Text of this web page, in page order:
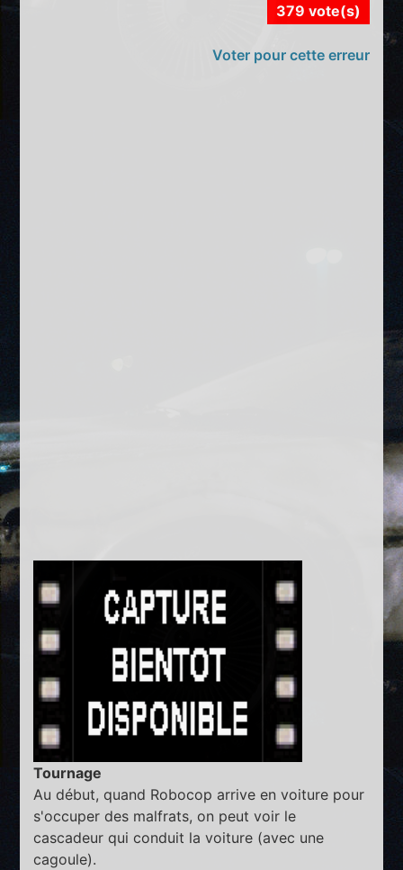
379 vote(s)
Voter pour cette erreur
Tournage
Au début, quand Robocop arrive en voiture pour
s'occuper des malfrats, on peut voir le
cascadeur qui conduit la voiture (avec une
cagoule).